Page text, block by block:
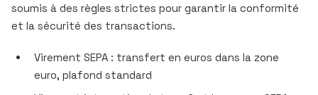
soumis à des règles strictes pour garantir la conformité
et la sécurité des transactions.
Virement SEPA : transfert en euros dans la zone
euro, plafond standard